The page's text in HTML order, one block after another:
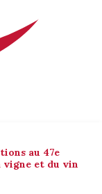
au 47e
vigne et du vin